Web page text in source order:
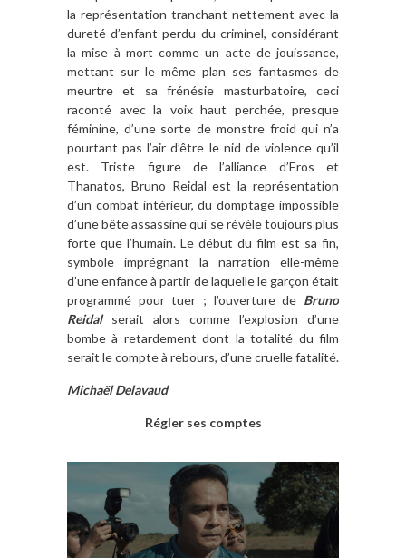
la représentation tranchant nettement avec la
dureté d’enfant perdu du criminel, considérant
la mise à mort comme un acte de jouissance,
mettant sur le même plan ses fantasmes de
meurtre et sa frénésie masturbatoire, ceci
raconté avec la voix haut perchée, presque
féminine, d’une sorte de monstre froid qui n’a
pourtant pas l’air d’être le nid de violence qu’il
est. Triste figure de l’alliance d’Eros et
Thanatos, Bruno Reidal est la représentation
d’un combat intérieur, du domptage impossible
d’une bête assassine qui se révèle toujours plus
forte que l’humain. Le début du film est sa fin,
symbole imprégnant la narration elle-même
d’une enfance à partir de laquelle le garçon était
programmé pour tuer ; l’ouverture de Bruno
Reidalserait alors comme l’explosion d’une
bombe à retardement dont la totalité du film
serait le compte à rebours, d’une cruelle fatalité.
Michaël Delavaud
Régler ses comptes